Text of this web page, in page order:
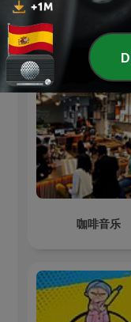
Más
咖啡音乐